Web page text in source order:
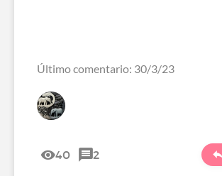
Último comentario: 30/3/23
40 2